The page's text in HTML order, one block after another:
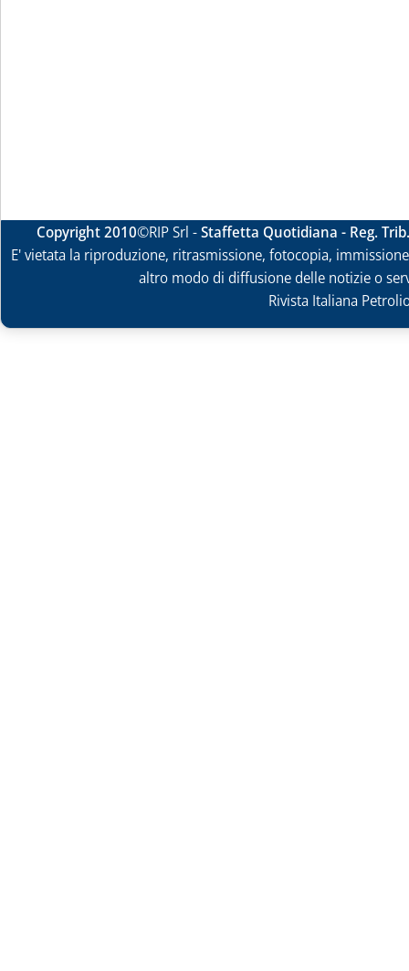
Copyright 2010©RIP Srl -Staffetta Quotidiana - Reg.
E' vietata la riproduzione, ritrasmissione, fotocopia,
altro modo di diffusione delle notizie o
Rivista Italiana